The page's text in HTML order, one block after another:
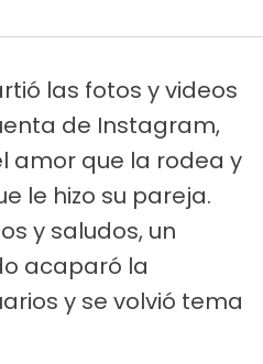
las fotos y videos
de Instagram,
amor que la rodea y
le hizo su pareja.
y saludos, un
acaparó la
y se volvió tema